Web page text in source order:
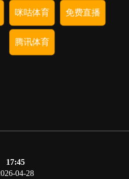
咪咕体育 免费直播
腾讯体育
17:45
04-28